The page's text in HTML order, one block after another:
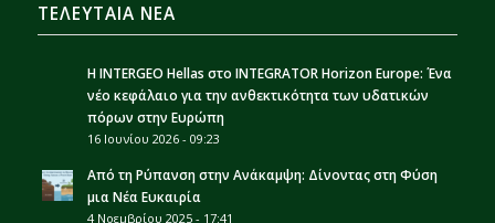
ΤΕΛΕΥΤΑΙΑ ΝΕΑ
Η INTERGEO Hellas στο INTEGRATOR Horizon Europe: Ένα
νέο κεφάλαιο για την ανθεκτικότητα των υδατικών
πόρων στην Ευρώπη
16 Ιουνίου 2026 - 09:23
Από τη Ρύπανση στην Ανάκαμψη: Δίνοντας στη Φύση
μια Νέα Ευκαιρία
4 Νοεμβρίου 2025 - 17:41